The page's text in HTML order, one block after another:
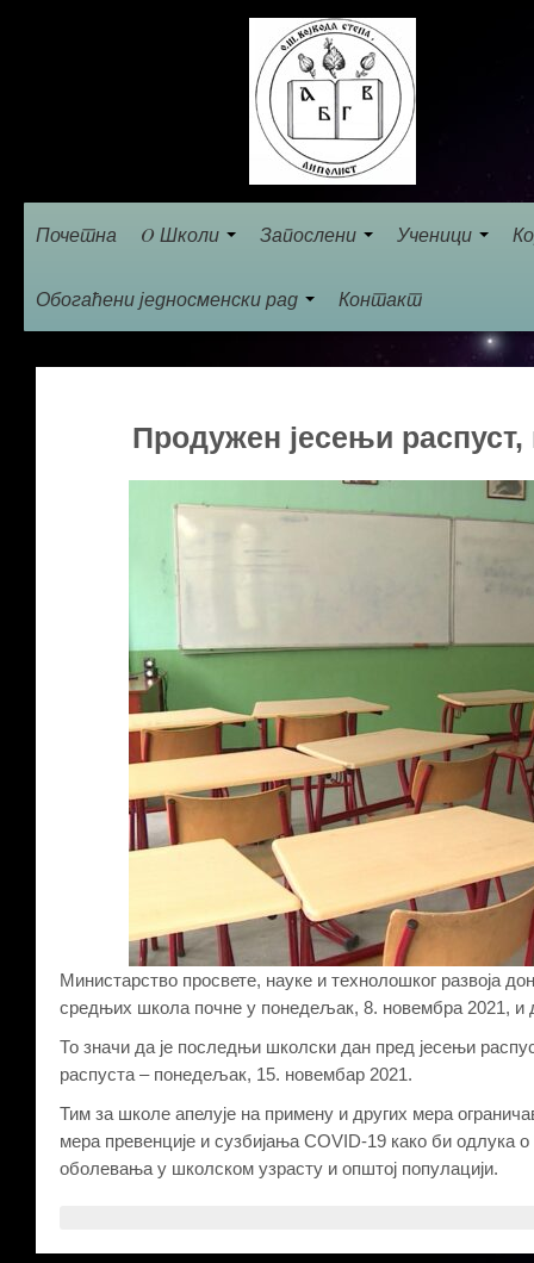
Почетна O Школи Запослени Ученици
Обогаћени једносменски рад Контакт
Продужен јесењи
Министарство просвете, науке и технолошког развоја
средњих школа почне у понедељак, 8. новембра 2021, и
То значи да је последњи школски дан пред јесењи
распуста – понедељак, 15. новембар 2021.
Тим за школе апелује на примену и других мера
мера превенције и сузбијања COVID-19 како би
оболевања у школском узрасту и општој популацији.